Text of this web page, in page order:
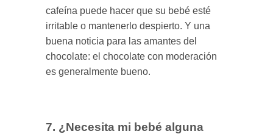
cafeína puede hacer que su bebé esté
irritable o mantenerlo despierto. Y una
buena noticia para las amantes del
chocolate: el chocolate con moderación
es generalmente bueno.
7. ¿Necesita mi bebé alguna